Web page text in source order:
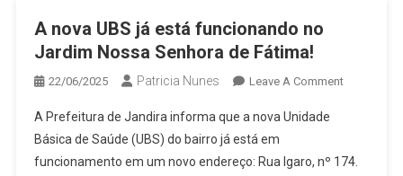
A nova UBS já está funcionando no
Jardim Nossa Senhora de Fátima!
22/06/2025 Patricia Nunes Leave A CommentOn
Já
A Prefeitura de Jandira informa que a nova Unidade
Básica de Saúde (UBS) do bairro já está em
funcionamento em um novo endereço: Rua Igaro, nº 174.